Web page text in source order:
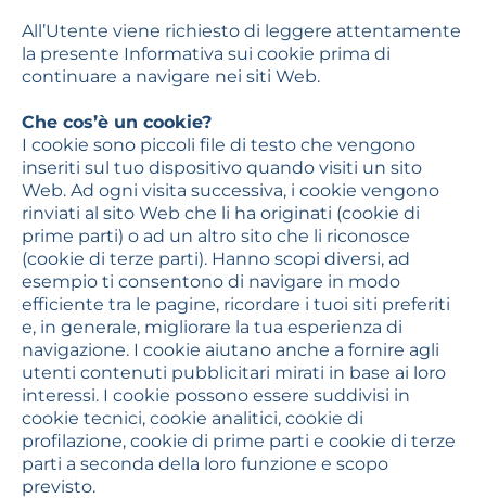
All’Utente viene richiesto di leggere attentamente
la presente Informativa sui cookie prima di
continuare a navigare nei siti Web.
Che cos’è un cookie?
I cookie sono piccoli file di testo che vengono
inseriti sul tuo dispositivo quando visiti un sito
Web. Ad ogni visita successiva, i cookie vengono
rinviati al sito Web che li ha originati (cookie di
prime parti) o ad un altro sito che li riconosce
(cookie di terze parti). Hanno scopi diversi, ad
esempio ti consentono di navigare in modo
efficiente tra le pagine, ricordare i tuoi siti preferiti
e, in generale, migliorare la tua esperienza di
navigazione. I cookie aiutano anche a fornire agli
utenti contenuti pubblicitari mirati in base ai loro
interessi. I cookie possono essere suddivisi in
cookie tecnici, cookie analitici, cookie di
profilazione, cookie di prime parti e cookie di terze
parti a seconda della loro funzione e scopo
previsto.